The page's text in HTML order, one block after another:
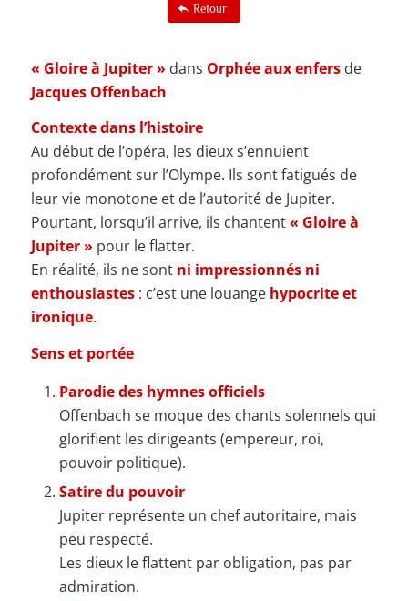
Retour
« Gloire à Jupiter » dans Orphée aux enfersde
Jacques Offenbach
Contexte dans l’histoire
Au début de l’opéra, les dieux s’ennuient
profondément sur l’Olympe. Ils sont fatigués de
leur vie monotone et de l’autorité de Jupiter.
Pourtant, lorsqu’il arrive, ils chantent« Gloire à
Jupiter » pour le flatter.
En réalité, ils ne sont ni impressionnés ni
enthousiastes: c’est une louange hypocrite et
ironique.
Sens et portée
Parodie des hymnes officiels
Offenbach se moque des chants solennels qui
glorifient les dirigeants (empereur, roi,
pouvoir politique).
Satire du pouvoir
Jupiter représente un chef autoritaire, mais
peu respecté.
Les dieux le flattent par obligation, pas par
admiration.